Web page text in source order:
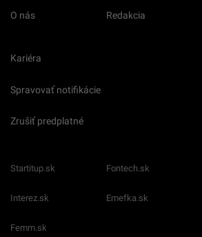
O nás Redakcia
Kariéra
Spravovať notifikácie
Zrušiť predplatné
Startitup.sk Fontech.sk
Interez.sk Emefka.sk
Femm.sk